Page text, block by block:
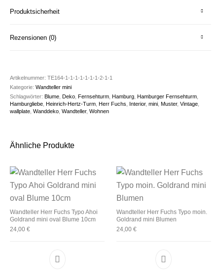
Produktsicherheit
Rezensionen (0)
Artikelnummer:TE164-1-1-1-1-1-1-1-2-1-1
Kategorie:Wandteller mini
Schlagwörter:Blume ,Deko ,Fernsehturm ,Hamburg ,Hamburger Fernsehturm
Hamburgliebe ,Heinrich-Hertz-Turm ,Herr Fuchs Interior,mini ,Muster,Vintage
wallplate ,Wanddeko ,Wandteller,Wohnen
Ähnliche Produkte
Wandteller Herr Fuchs Typo Ahoi
Goldrand mini oval Blume 10cm
24,00€
Wandteller Herr Fuchs Typo moin.
Goldrand mini Blumen
24,00 €